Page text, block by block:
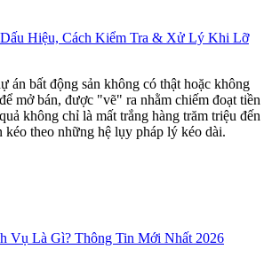
Hiệu, Cách Kiểm Tra & Xử Lý Khi Lỡ
án bất động sản không có thật hoặc không
mở bán, được "vẽ" ra nhằm chiếm đoạt tiền
không chỉ là mất trắng hàng trăm triệu đến
kéo theo những hệ lụy pháp lý kéo dài.
Vụ Là Gì? Thông Tin Mới Nhất 2026